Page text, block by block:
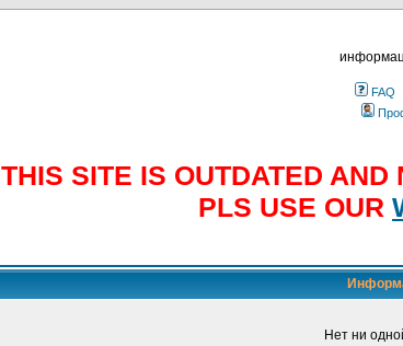
FAQ
THIS SITE IS OUTDATED
PLS USE OUR
Нет ни